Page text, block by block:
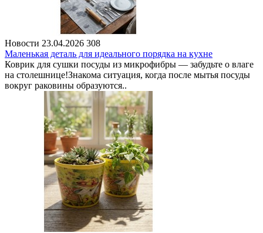
Новости 23.04.2026 308
Маленькая деталь для идеального порядка на кухне
Коврик для сушки посуды из микрофибры — забудьте о влаге
на столешнице!Знакома ситуация, когда после мытья посуды
вокруг раковины образуются..